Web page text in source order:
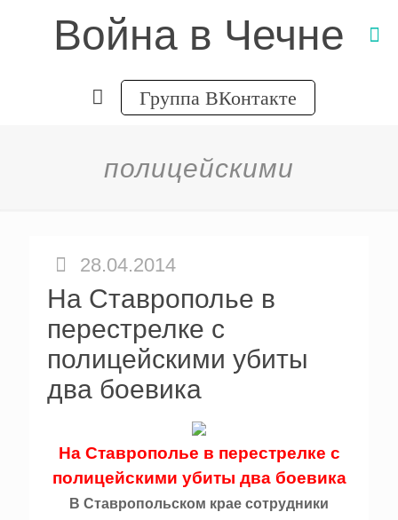
Война в Чечне
Группа ВКонтакте
полицейскими
28.04.2014
На Ставрополье в
перестрелке с
полицейскими убиты
два боевика
На Ставрополье в перестрелке с
полицейскими убиты два боевика
В Ставропольском крае сотрудники